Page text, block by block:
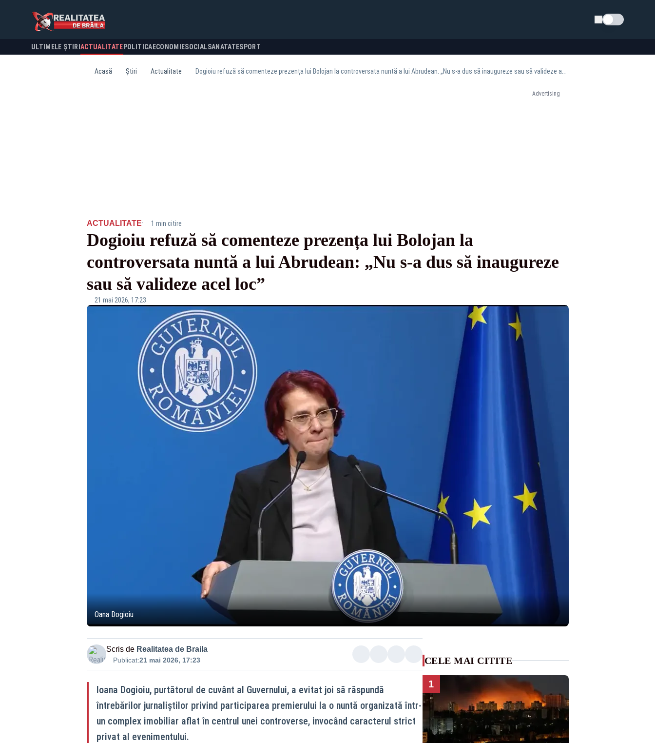
Schimba tema
ULTIMELE ȘTIRI ACTUALITATE POLITICA ECONOMIESOCIALSANATATESPORT
Acasă Știri Actualitate
Advertising
ACTUALITATE· 1 min citire
Dogioiu refuză să comenteze prezența lui Bolojan la
controversata nuntă a lui Abrudean: „Nu s-a dus să inaugureze
sau să valideze acel loc”
21 mai 2026, 17:23
Oana Dogioiu
Scris de Realitatea de Braila
Publicat:21 mai 2026, 17:23
Ioana Dogioiu, purtătorul de cuvânt al Guvernului, a evitat joi să răspundă
întrebărilor jurnaliștilor privind participarea premierului la o nuntă organizată într-
un complex imobiliar aflat în centrul unei controverse, invocând caracterul strict
privat al evenimentului.
CELE MAI CITITE
1